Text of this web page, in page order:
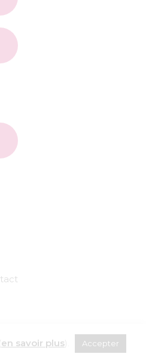
en savoir plus Accepter